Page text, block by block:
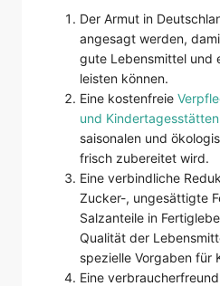
Der Armut in
angesagt werden,
gute Lebensmittel und
leisten können.
Eine kostenfreie
und Kindertagesstätten
saisonalen und
frisch zubereitet wird.
Eine verbindliche
Zucker-, ungesättigte
Salzanteile in
Qualität der
spezielle Vorgaben für
Eine